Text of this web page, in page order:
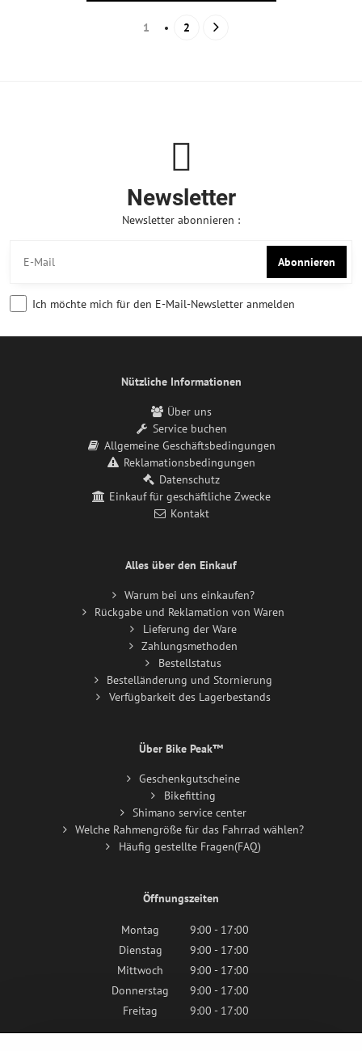
1 2
Newsletter
Newsletter abonnieren :
Abonnieren
Ich möchte mich für den E-Mail-Newsletter anmelden
Nützliche Informationen
Über uns
Service buchen
Allgemeine Geschäftsbedingungen
Reklamationsbedingungen
Datenschutz
Einkauf für geschäftliche Zwecke
Kontakt
Alles über den Einkauf
Warum bei uns einkaufen?
Rückgabe und Reklamation von Waren
Lieferung der Ware
Zahlungsmethoden
Bestellstatus
Bestelländerung und Stornierung
Verfügbarkeit des Lagerbestands
Über Bike Peak™
Geschenkgutscheine
Bikefitting
Shimano service center
Welche Rahmengröße für das Fahrrad wählen?
Häufig gestellte Fragen(FAQ)
Öffnungszeiten
Montag
9:00 - 17:00
Dienstag
9:00 - 17:00
Mittwoch
9:00 - 17:00
Donnerstag
9:00 - 17:00
Freitag
9:00 - 17:00